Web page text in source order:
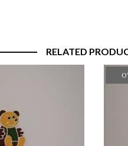
RELATED